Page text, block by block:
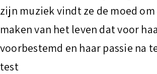
zijn muziek vindt ze de moed
maken van het leven dat voor
voorbestemd en haar passie na
test